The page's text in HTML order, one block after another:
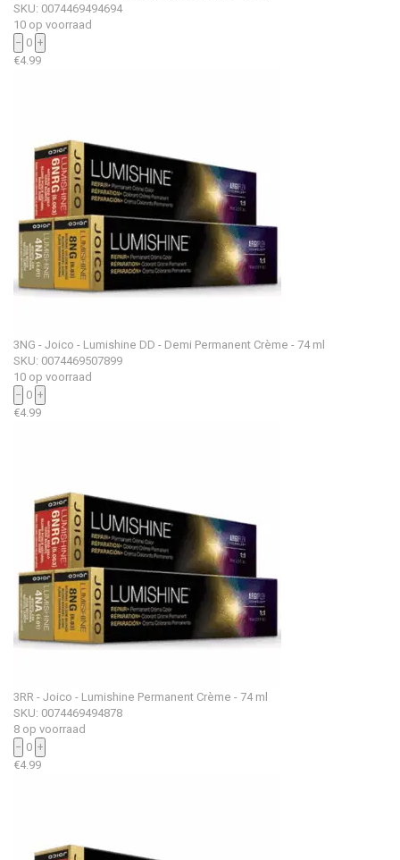
SKU: 0074469494694
10 op voorraad
− 0 +
€4.99
3NG - Joico - Lumishine DD - Demi Permanent Crème - 74 ml
SKU: 0074469507899
10 op voorraad
− 0 +
€4.99
3RR - Joico - Lumishine Permanent Crème - 74 ml
SKU: 0074469494878
8 op voorraad
− 0 +
€4.99